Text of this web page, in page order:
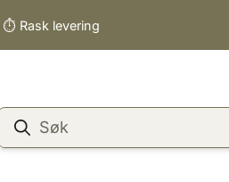
Rask levering